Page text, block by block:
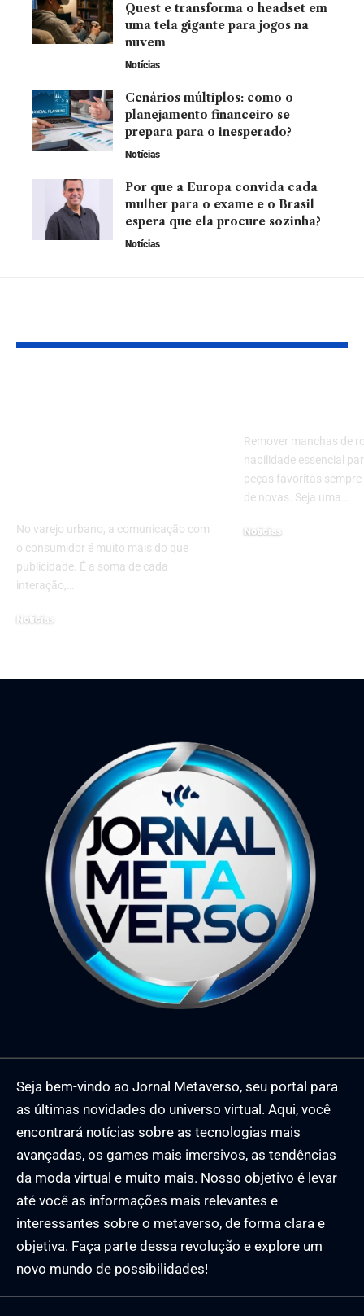
Quest e transforma o headset em
uma tela gigante para jogos na
nuvem
Notícias
Cenários múltiplos: como o
planejamento financeiro se
prepara para o inesperado?
Notícias
Por que a Europa convida cada
mulher para o exame e o Brasil
espera que ela procure sozinha?
Notícias
No varejo urbano, a comunicação com
o consumidor é muito mais do que
publicidade. É a soma de cada
interação,…
Notícias
Remover manchas de
habilidade essencial
peças favoritas
de novas. Seja uma…
Notícias
Seja bem-vindo ao Jornal Metaverso, seu portal para
as últimas novidades do universo virtual. Aqui, você
encontrará notícias sobre as tecnologias mais
avançadas, os games mais imersivos, as tendências
da moda virtual e muito mais. Nosso objetivo é levar
até você as informações mais relevantes e
interessantes sobre o metaverso, de forma clara e
objetiva. Faça parte dessa revolução e explore um
novo mundo de possibilidades!